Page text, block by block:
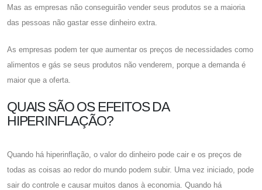
Mas as empresas não conseguirão vender seus produtos se a maioria
das pessoas não gastar esse dinheiro extra.
As empresas podem ter que aumentar os preços de necessidades como
alimentos e gás se seus produtos não venderem, porque a demanda é
maior que a oferta.
QUAIS SÃO OS EFEITOS DA
HIPERINFLAÇÃO?
Quando há hiperinflação, o valor do dinheiro pode cair e os preços de
todas as coisas ao redor do mundo podem subir. Uma vez iniciado, pode
sair do controle e causar muitos danos à economia. Quando há